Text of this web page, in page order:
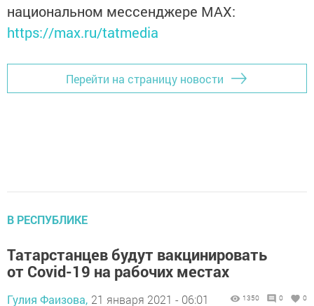
национальном мессенджере MАХ:
https://max.ru/tatmedia
Перейти на страницу новости
В РЕСПУБЛИКЕ
Татарстанцев будут вакцинировать
от Covid-19 на рабочих местах
Гулия Фаизова, 21 января 2021 - 06:01 1350 0 0